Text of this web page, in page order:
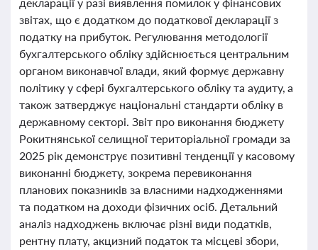
звітах, що є додатком до податкової декларації з
податку на прибуток. Регулювання методології
бухгалтерського обліку здійснюється центральним
органом виконавчої влади, який формує державну
політику у сфері бухгалтерського обліку та аудиту, а
також затверджує національні стандарти обліку в
державному секторі. Звіт про виконання бюджету
Рокитнянської селищної територіальної громади за
2025 рік демонструє позитивні тенденції у касовому
виконанні бюджету, зокрема перевиконання
планових показників за власними надходженнями
та податком на доходи фізичних осіб. Детальний
аналіз надходжень включає різні види податків,
рентну плату, акцизний податок та місцеві збори,